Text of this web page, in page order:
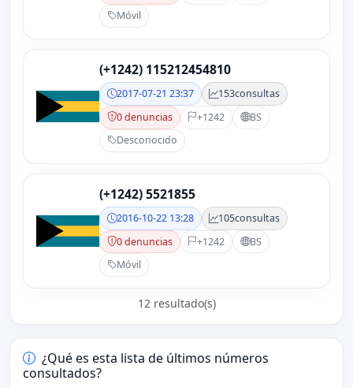
Móvil
(+1242) 115212454810
2017-07-21 23:37 153consultas
0 denuncias
+1242
BS
Desconocido
(+1242) 5521855
2016-10-22 13:28 105consultas
0 denuncias
+1242
BS
Móvil
12 resultado(s)
¿Qué es esta lista de últimos números
consultados?